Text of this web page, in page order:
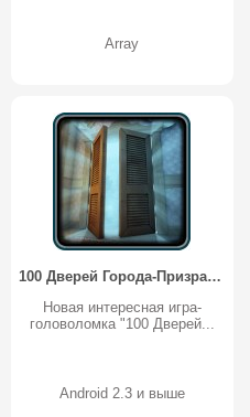
Array
100 Дверей Города-Призрака / 100 Doors Of The Ghost Town
Новая интересная игра-
головоломка "100 Дверей...
Android 2.3 и выше